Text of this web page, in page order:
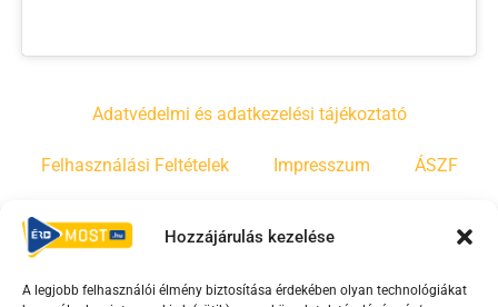
Hozzájárulás kezelése
A legjobb felhasználói élmény biztosítása érdekében olyan technológiákat
Adatvédelmi és adatkezelési tájékoztató
Felhasználási Feltételek Impresszum ÁSZF
Irányelvek
F Y T